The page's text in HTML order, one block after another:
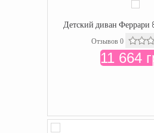
Детский диван Феррари
Отзывов 0
11 664